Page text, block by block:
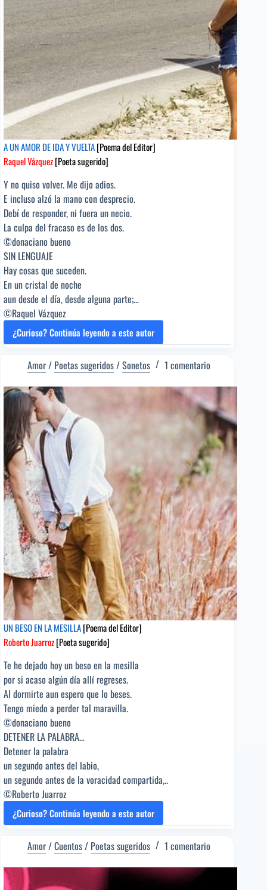
A UN AMOR DE IDA Y VUELTA[Poema del Editor]
Raquel Vázquez[Poeta sugerido]
Y no quiso volver. Me dijo adios.
E incluso alzó la mano con desprecio.
Debí de responder, ni fuera un necio.
La culpa del fracaso es de los dos.
©donaciano bueno
SIN LENGUAJE
Hay cosas que suceden.
En un cristal de noche
aun desde el día, desde alguna parte;...
©Raquel Vázquez
¿Curioso? Continúa leyendo a este autor
A
AMOR
DE
IDA
VUELTA
[Poema
Editor]
Raquel
Vázquez
[Poeta
sugerido]
Amor/ Poetas sugeridos/Sonetos 1 comentario
UN BESO EN LA MESILLA[Poema del Editor]
Roberto Juarroz[Poeta sugerido]
Te he dejado hoy un beso en la mesilla
por si acaso algún día allí regreses.
Al dormirte aun espero que lo beses.
Tengo miedo a perder tal maravilla.
©donaciano bueno
DETENER LA PALABRA…
Detener la palabra
un segundo antes del labio,
un segundo antes de la voracidad compartida,..
©Roberto Juarroz
¿Curioso? Continúa leyendo a este autor
UN
EN
LA
MESILLA
Amor/Cuentos/ Poetas sugeridos 1 comentario